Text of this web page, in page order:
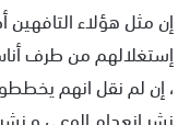
إن مثل هؤلاء
إستغلالهم من طرف
، إن لم نقل انهم